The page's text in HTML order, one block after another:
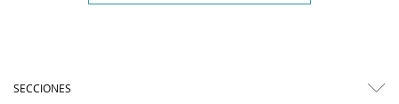
SECCIONES